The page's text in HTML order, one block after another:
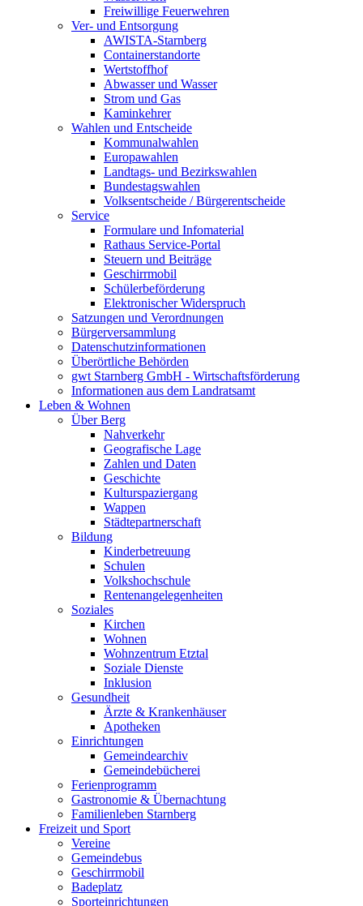
Freiwillige Feuerwehren
Ver- und Entsorgung
AWISTA-Starnberg
Containerstandorte
Wertstoffhof
Abwasser und Wasser
Strom und Gas
Kaminkehrer
Wahlen und Entscheide
Kommunalwahlen
Europawahlen
Landtags- und Bezirkswahlen
Bundestagswahlen
Volksentscheide / Bürgerentscheide
Service
Formulare und Infomaterial
Rathaus Service-Portal
Steuern und Beiträge
Geschirrmobil
Schülerbeförderung
Elektronischer Widerspruch
Satzungen und Verordnungen
Bürgerversammlung
Datenschutzinformationen
Überörtliche Behörden
gwt Starnberg GmbH - Wirtschaftsförderung
Informationen aus dem Landratsamt
Leben & Wohnen
Über Berg
Nahverkehr
Geografische Lage
Zahlen und Daten
Geschichte
Kulturspaziergang
Wappen
Städtepartnerschaft
Bildung
Kinderbetreuung
Schulen
Volkshochschule
Rentenangelegenheiten
Soziales
Kirchen
Wohnen
Wohnzentrum Etztal
Soziale Dienste
Inklusion
Gesundheit
Ärzte & Krankenhäuser
Apotheken
Einrichtungen
Gemeindearchiv
Gemeindebücherei
Ferienprogramm
Gastronomie & Übernachtung
Familienleben Starnberg
Freizeit und Sport
Vereine
Gemeindebus
Geschirrmobil
Badeplatz
Sporteinrichtungen